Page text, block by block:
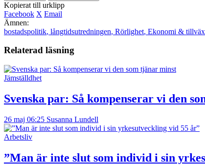
Kopierat till urklipp
Facebook X Email
Ämnen:
bostadspolitik, långtidsutredningen, Rörlighet, Ekonomi &
Relaterad läsning
Jämställdhet
Svenska par: Så kompenserar vi den
26 maj 06:25 Susanna Lundell
Arbetsliv
”Man är inte slut som individ i sin